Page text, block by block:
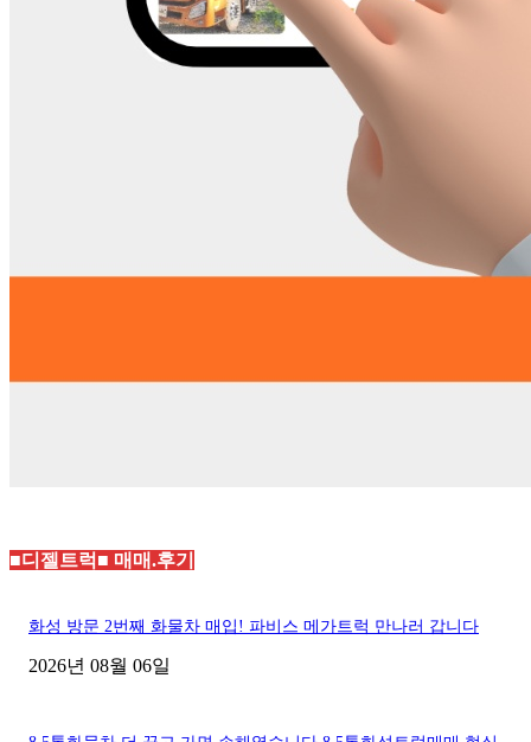
■디젤트럭■ 매매.후기
화성 방문 2번째 화물차 매입! 파비스 메가트럭 만나러 갑니다
2026년 08월 06일